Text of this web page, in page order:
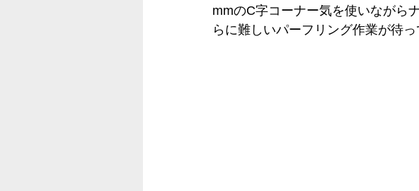
mmのC字コーナー気を使いながら
らに難しいパーフリング作業が待っ